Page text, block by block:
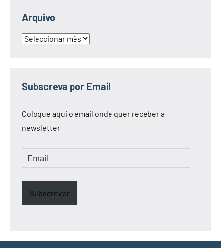
Arquivo
Arquivo
Subscreva por Email
Coloque aqui o email onde quer receber a
newsletter
Email
Subscrever